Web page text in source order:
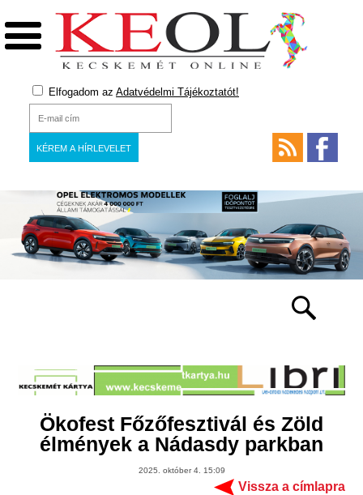
Elfogadom az Adatvédelmi Tájékoztatót!
Ökofest Főzőfesztivál és Zöld
élmények a Nádasdy parkban
2025. október 4. 15:09
Vissza a címlapra